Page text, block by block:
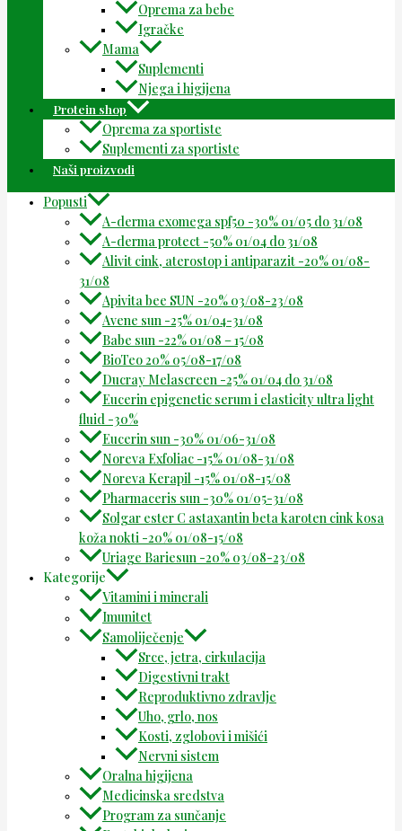
Oprema za bebe
Igračke
Mama
Suplementi
Njega i higijena
Protein shop
Oprema za sportiste
Suplementi za sportiste
Naši proizvodi
Popusti
A-derma exomega spf50 -30% 01/05 do 31/08
A-derma protect -50% 01/04 do 31/08
Alivit cink, aterostop i antiparazit -20% 01/08-
31/08
Apivita bee SUN -20% 03/08-23/08
Avene sun -25% 01/04-31/08
Babe sun -22% 01/08 – 15/08
BioTeo 20% 05/08-17/08
Ducray Melascreen -25% 01/04 do 31/08
Eucerin epigenetic serum i elasticity ultra light
fluid -30%
Eucerin sun -30% 01/06-31/08
Noreva Exfoliac -15% 01/08-31/08
Noreva Kerapil -15% 01/08-15/08
Pharmaceris sun -30% 01/05-31/08
Solgar ester C astaxantin beta karoten cink kosa
koža nokti -20% 01/08-15/08
Uriage Bariesun -20% 03/08-23/08
Kategorije
Vitamini i minerali
Imunitet
Samoliječenje
Srce, jetra, cirkulacija
Digestivni trakt
Reproduktivno zdravlje
Uho, grlo, nos
Kosti, zglobovi i mišići
Nervni sistem
Oralna higijena
Medicinska sredstva
Program za sunčanje